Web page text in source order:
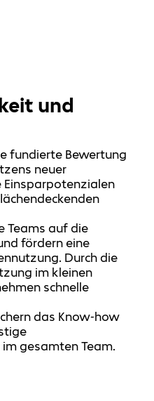
und
fundierte Bewertung
neuer
Einsparpotenzialen
Teams auf die
fördern eine
Durch die
im kleinen
schnelle
das Know-how
gesamten Team.